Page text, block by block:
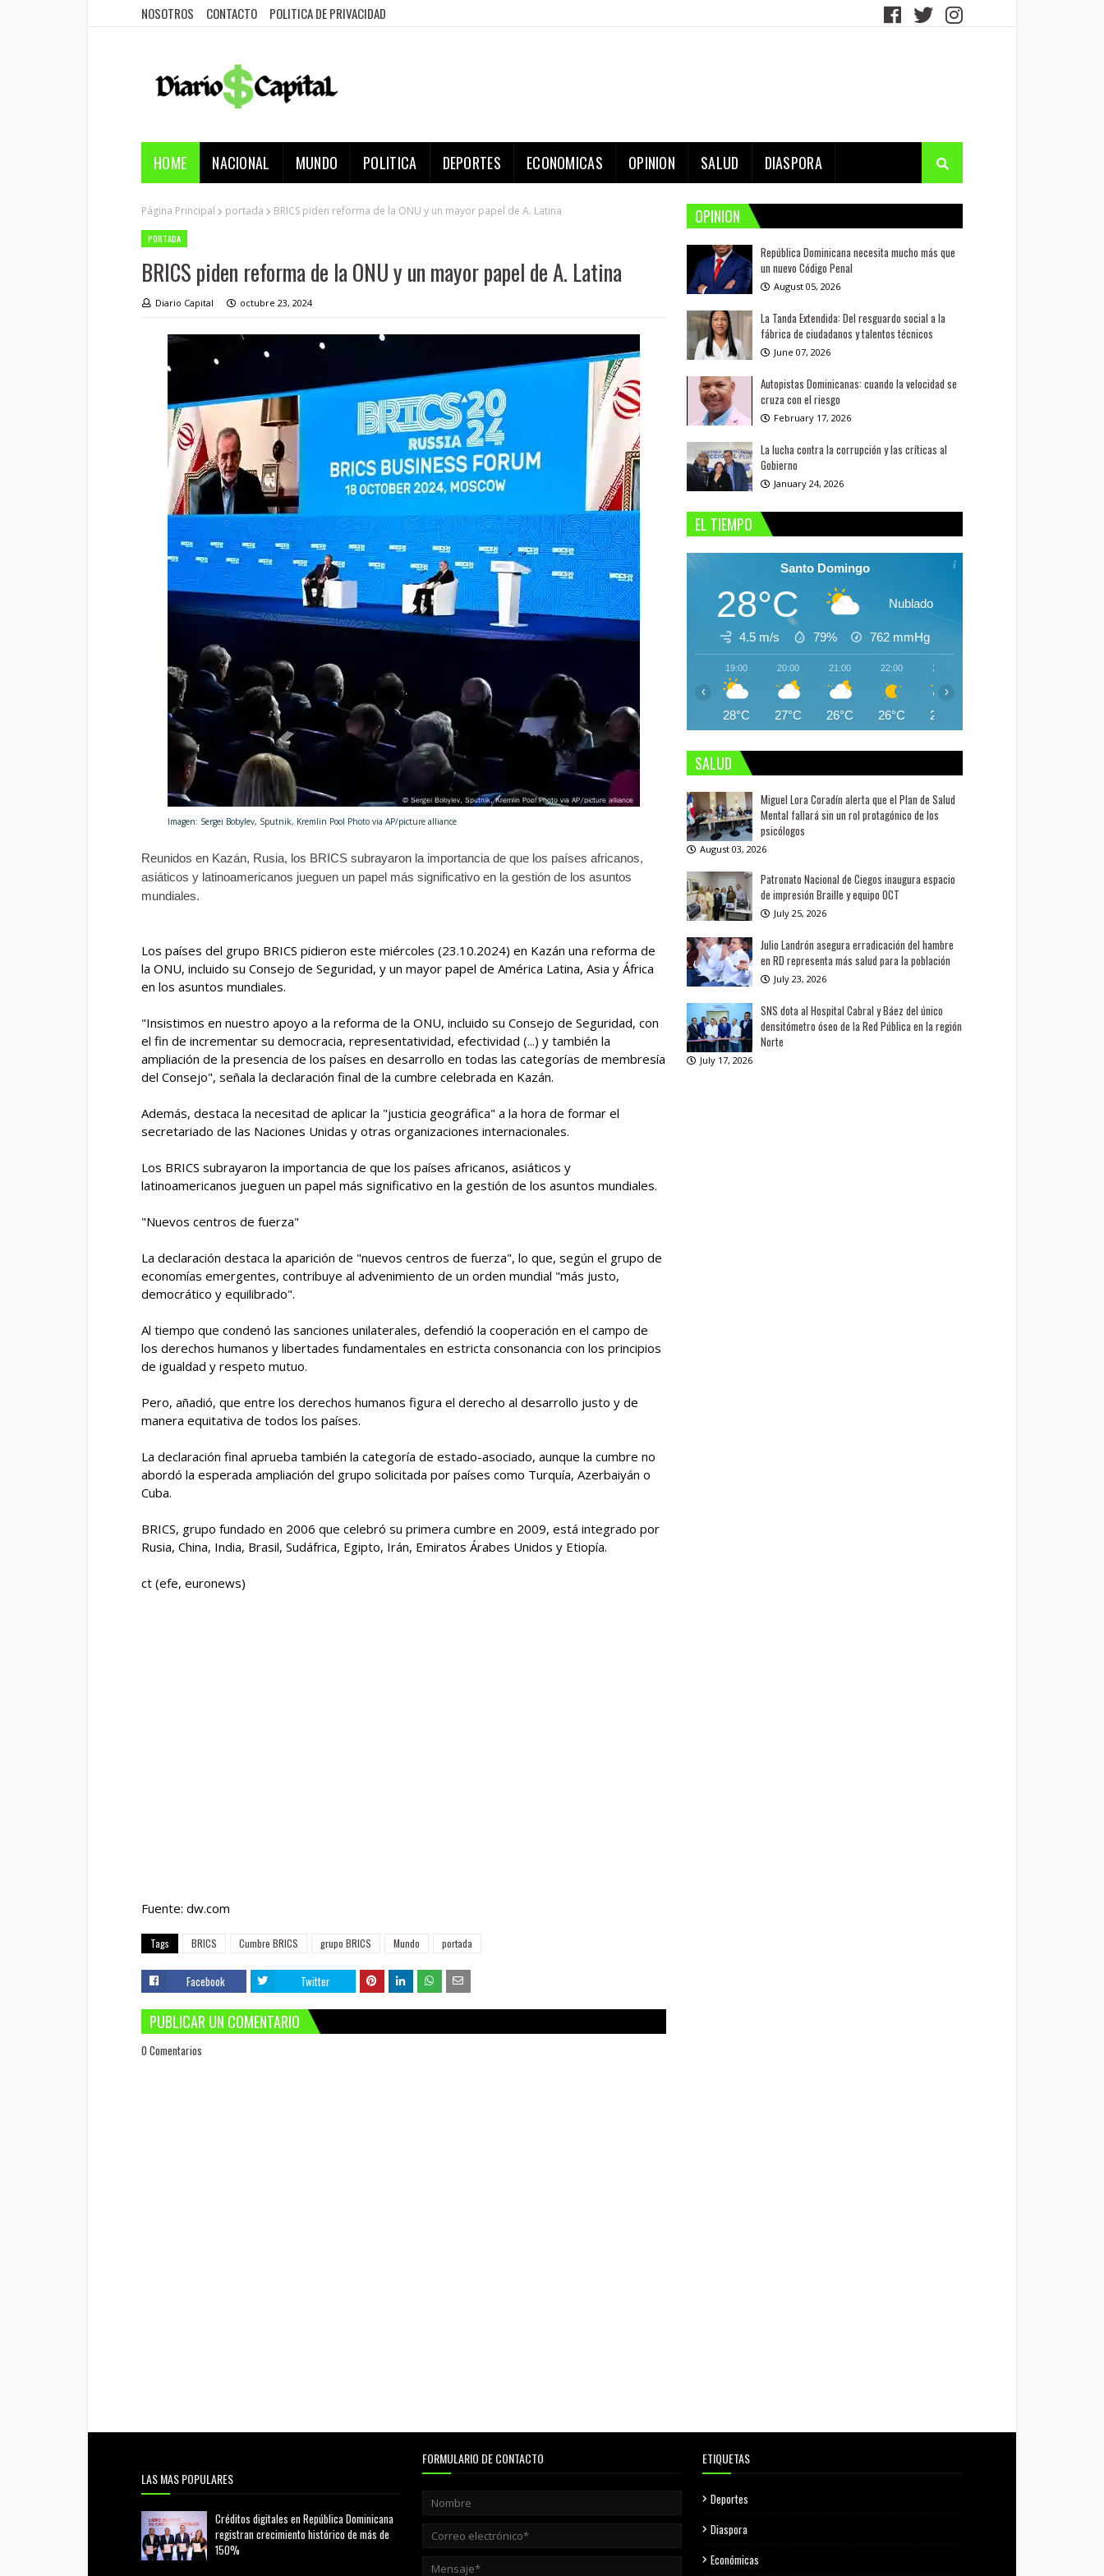
NOSOTROS CONTACTO POLITICA DE PRIVACIDAD
HOME NACIONAL MUNDO POLITICA DEPORTES ECONOMICAS OPINION SALUD DIASPORA
Página Principal portada BRICS piden reforma de la ONU y un mayor papel de A. Latina
PORTADA
BRICS piden reforma de la ONU y un mayor papel de A. Latina
Diario Capital octubre 23, 2024
Imagen: Sergei Bobylev, Sputnik, Kremlin Pool Photo via AP/picture alliance
Reunidos en Kazán, Rusia, los BRICS subrayaron la importancia de que los países africanos,
asiáticos y latinoamericanos jueguen un papel más significativo en la gestión de los asuntos
mundiales.
Los países del grupo BRICS pidieron este miércoles (23.10.2024) en Kazán una reforma de
la ONU, incluido su Consejo de Seguridad, y un mayor papel de América Latina, Asia y África
en los asuntos mundiales.
"Insistimos en nuestro apoyo a la reforma de la ONU, incluido su Consejo de Seguridad, con
el fin de incrementar su democracia, representatividad, efectividad (...) y también la
ampliación de la presencia de los países en desarrollo en todas las categorías de membresía
del Consejo", señala la declaración final de la cumbre celebrada en Kazán.
Además, destaca la necesitad de aplicar la "justicia geográfica" a la hora de formar el
secretariado de las Naciones Unidas y otras organizaciones internacionales.
Los BRICS subrayaron la importancia de que los países africanos, asiáticos y
latinoamericanos jueguen un papel más significativo en la gestión de los asuntos mundiales.
"Nuevos centros de fuerza"
La declaración destaca la aparición de "nuevos centros de fuerza", lo que, según el grupo de
economías emergentes, contribuye al advenimiento de un orden mundial "más justo,
democrático y equilibrado".
Al tiempo que condenó las sanciones unilaterales, defendió la cooperación en el campo de
los derechos humanos y libertades fundamentales en estricta consonancia con los principios
de igualdad y respeto mutuo.
Pero, añadió, que entre los derechos humanos figura el derecho al desarrollo justo y de
manera equitativa de todos los países.
La declaración final aprueba también la categoría de estado-asociado, aunque la cumbre no
abordó la esperada ampliación del grupo solicitada por países como Turquía, Azerbaiyán o
Cuba.
BRICS, grupo fundado en 2006 que celebró su primera cumbre en 2009, está integrado por
Rusia, China, India, Brasil, Sudáfrica, Egipto, Irán, Emiratos Árabes Unidos y Etiopía.
ct (efe, euronews)
Fuente: dw.com
Tags BRICS Cumbre BRICS grupo BRICS Mundo portada
Facebook Twitter
PUBLICAR UN COMENTARIO
0 Comentarios
OPINION
República Dominicana necesita mucho más que
un nuevo Código Penal
August 05, 2026
La Tanda Extendida: Del resguardo social a la
fábrica de ciudadanos y talentos técnicos
June 07, 2026
Autopistas Dominicanas: cuando la velocidad se
cruza con el riesgo
February 17, 2026
La lucha contra la corrupción y las críticas al
Gobierno
January 24, 2026
EL TIEMPO
Santo Domingo
28°C Nublado
4.5 m/s 79% 762 mmHg
19:00
28°C
20:00
27°C
21:00
26°C
22:00
26°C
23:00
26°C
‹ ›
SALUD
Miguel Lora Coradín alerta que el Plan de Salud
Mental fallará sin un rol protagónico de los
psicólogos
August 03, 2026
Patronato Nacional de Ciegos inaugura espacio
de impresión Braille y equipo OCT
July 25, 2026
Julio Landrón asegura erradicación del hambre
en RD representa más salud para la población
July 23, 2026
SNS dota al Hospital Cabral y Báez del único
densitómetro óseo de la Red Pública en la región
Norte
July 17, 2026
LAS MAS POPULARES
Créditos digitales en República Dominicana
registran crecimiento histórico de más de
150%
FORMULARIO DE CONTACTO ETIQUETAS
Deportes
Diaspora
Económicas